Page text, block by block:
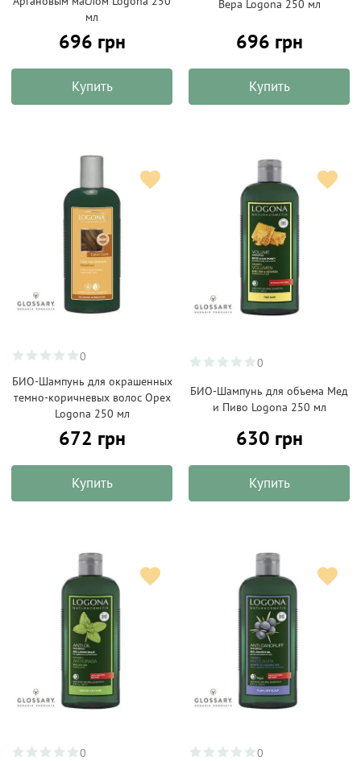
мл
696 грн
Купить
Вера Logona 250 мл
696 грн
Купить
0
БИО-Шампунь для окрашенных
темно-коричневых волос Орех
Logona 250 мл
672 грн
Купить
0
БИО-Шампунь для объема Мед
и Пиво Logona 250 мл
630 грн
Купить
0
0